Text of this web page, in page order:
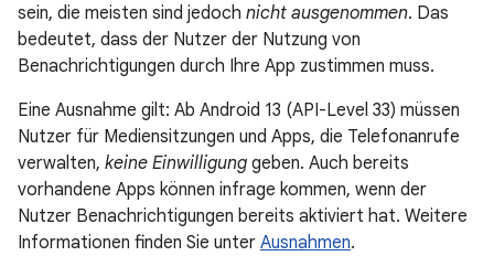
sein, die meisten sind jedoch nicht ausgenommen. Das
bedeutet, dass der Nutzer der Nutzung von
Benachrichtigungen durch Ihre App zustimmen muss.
Eine Ausnahme gilt: Ab Android 13 (API-Level 33) müssen
Nutzer für Mediensitzungen und Apps, die Telefonanrufe
verwalten, keine Einwilligung geben. Auch bereits
vorhandene Apps können infrage kommen, wenn der
Nutzer Benachrichtigungen bereits aktiviert hat. Weitere
Informationen finden Sie unter Ausnahmen.